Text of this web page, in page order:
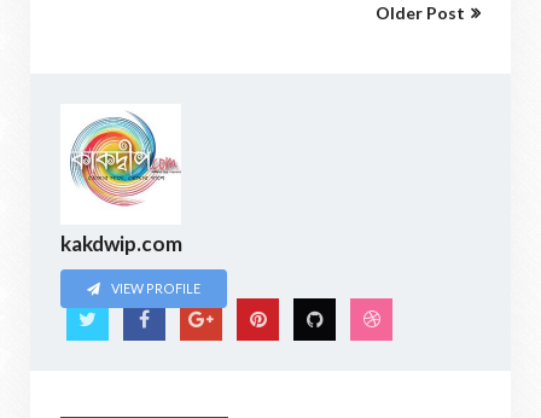
Older Post
kakdwip.com
VIEW PROFILE